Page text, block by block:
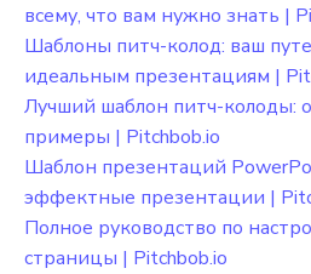
всему, что вам нужно знать |
Шаблоны питч-колод: ваш
идеальным презентациям |
Лучший шаблон питч-колоды:
примеры | Pitchbob.io
Шаблон презентаций
эффектные презентации |
Полное руководство по
страницы | Pitchbob.io